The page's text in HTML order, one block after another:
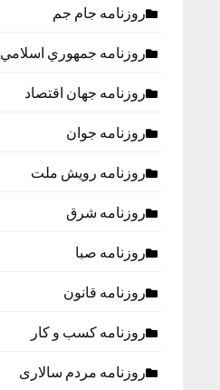
روزنامه جام جم
روزنامه جمهوري اسلامي
روزنامه جهان اقتصاد
روزنامه جوان
روزنامه رویش ملت
روزنامه شرق
روزنامه صبا
روزنامه قانون
روزنامه كسب و كار
روزنامه مردم سالاری